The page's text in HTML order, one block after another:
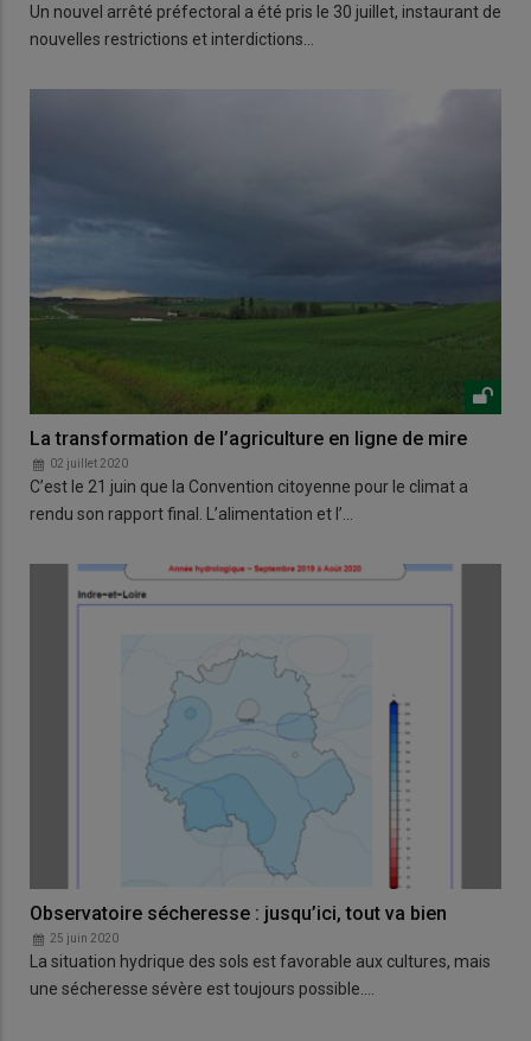
Un nouvel arrêté préfectoral a été pris le 30 juillet, instaurant de
nouvelles restrictions et interdictions…
La transformation de l’agriculture en ligne de mire
02 juillet 2020
C’est le 21 juin que la Convention citoyenne pour le climat a
rendu son rapport final. L’alimentation et l’…
Observatoire sécheresse : jusqu’ici, tout va bien
25 juin 2020
La situation hydrique des sols est favorable aux cultures, mais
une sécheresse sévère est toujours possible.…